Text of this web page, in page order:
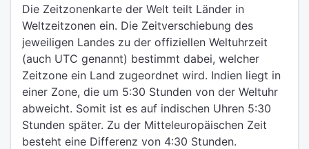
Die Zeitzonenkarte der Welt teilt Länder in
Weltzeitzonen ein. Die Zeitverschiebung des
jeweiligen Landes zu der offiziellen Weltuhrzeit
(auch UTC genannt) bestimmt dabei, welcher
Zeitzone ein Land zugeordnet wird. Indien liegt in
einer Zone, die um 5:30 Stunden von der Weltuhr
abweicht. Somit ist es auf indischen Uhren 5:30
Stunden später. Zu der Mitteleuropäischen Zeit
besteht eine Differenz von 4:30 Stunden.